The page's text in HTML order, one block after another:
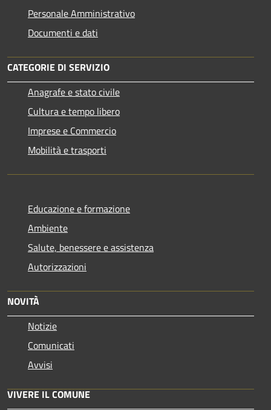
Personale Amministrativo
Documenti e dati
CATEGORIE DI SERVIZIO
Anagrafe e stato civile
Cultura e tempo libero
Imprese e Commercio
Mobilità e trasporti
Educazione e formazione
Ambiente
Salute, benessere e assistenza
Autorizzazioni
NOVITÀ
Notizie
Comunicati
Avvisi
VIVERE IL COMUNE